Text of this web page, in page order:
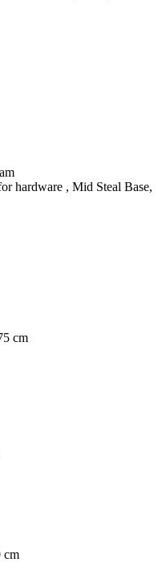
hardware , Mid Steal Base,
сm
сm